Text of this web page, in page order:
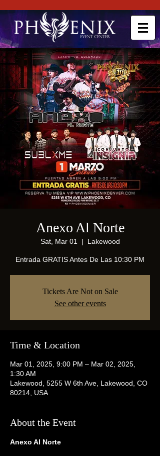
Anexo Al Norte
Sat, Mar 01
  |
Lakewood
Entrada GRATIS Antes De Las 10:30 PM
Tickets Are Not on Sale
See other events
Time & Location
Mar 01, 2025, 9:00 PM – Mar 02, 2025,
1:30 AM
Lakewood, 5255 W 6th Ave, Lakewood, CO
80214, USA
About the Event
Anexo Al Norte